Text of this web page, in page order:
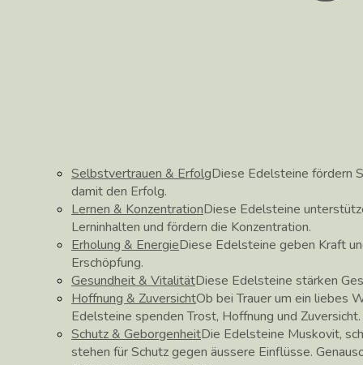
Selbstvertrauen & ErfolgDiese Edelsteine fördern
damit den Erfolg.
Lernen & KonzentrationDiese Edelsteine
Lerninhalten und fördern die Konzentration.
Erholung & EnergieDiese Edelsteine geben Kraft
Erschöpfung.
Gesundheit & VitalitätDiese Edelsteine stärken
Hoffnung & ZuversichtOb bei Trauer um ein liebes
Edelsteine spenden Trost, Hoffnung und Zuversicht.
Schutz & GeborgenheitDie Edelsteine Muskovit,
stehen für Schutz gegen äussere Einflüsse.